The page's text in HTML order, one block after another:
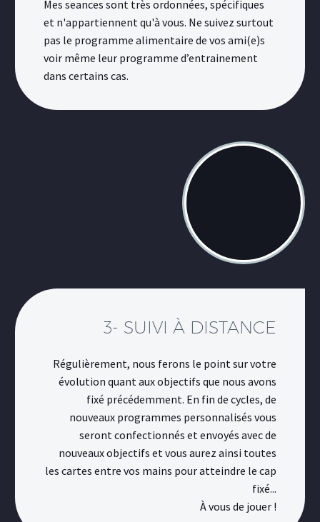
Mes seances sont très ordonnées, spécifiques
et n'appartiennent qu'à vous. Ne suivez surtout
pas le programme alimentaire de vos ami(e)s
voir même leur programme d’entrainement
dans certains cas.
3- SUIVI À DISTANCE
Régulièrement, nous ferons le point sur votre
évolution quant aux objectifs que nous avons
fixé précédemment. En fin de cycles, de
nouveaux programmes personnalisés vous
seront confectionnés et envoyés avec de
nouveaux objectifs et vous aurez ainsi toutes
les cartes entre vos mains pour atteindre le cap
fixé...
À vous de jouer !